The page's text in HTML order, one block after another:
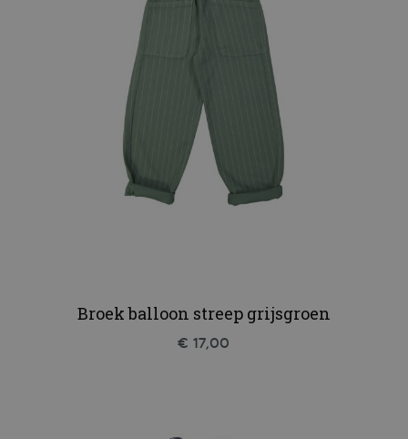
Broek balloon streep grijsgroen
€ 17,00